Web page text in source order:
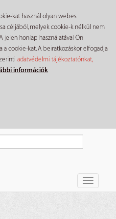
kat használ olyan webes
céljából, melyek cookie-k nélkül nem
jelen honlap használatával Ön
a cookie-kat. A beiratkozáskor elfogadja
adatvédelmi tájékoztatónkat,
információk
Toggle